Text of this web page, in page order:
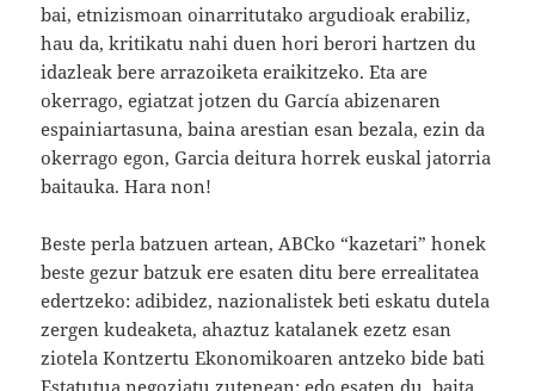
bai, etnizismoan oinarritutako argudioak erabiliz,
hau da, kritikatu nahi duen hori berori hartzen du
idazleak bere arrazoiketa eraikitzeko. Eta are
okerrago, egiatzat jotzen du García abizenaren
espainiartasuna, baina arestian esan bezala, ezin da
okerrago egon, Garcia deitura horrek euskal jatorria
baitauka. Hara non!
Beste perla batzuen artean, ABCko “kazetari” honek
beste gezur batzuk ere esaten ditu bere errealitatea
edertzeko: adibidez, nazionalistek beti eskatu dutela
zergen kudeaketa, ahaztuz katalanek ezetz esan
ziotela Kontzertu Ekonomikoaren antzeko bide bati
Estatutua negoziatu zutenean; edo esaten du, baita